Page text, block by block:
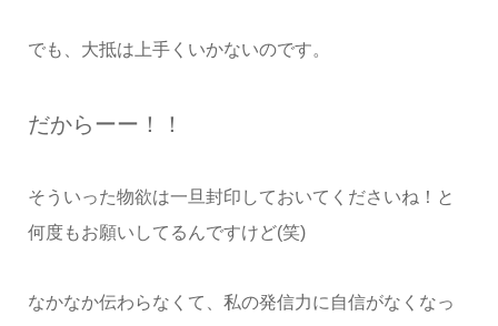
でも、大抵は上手くいかないのです。
だからーー！！
そういった物欲は一旦封印しておいてくださいね！と
何度もお願いしてるんですけど(笑)
なかなか伝わらなくて、私の発信力に自信がなくなっ